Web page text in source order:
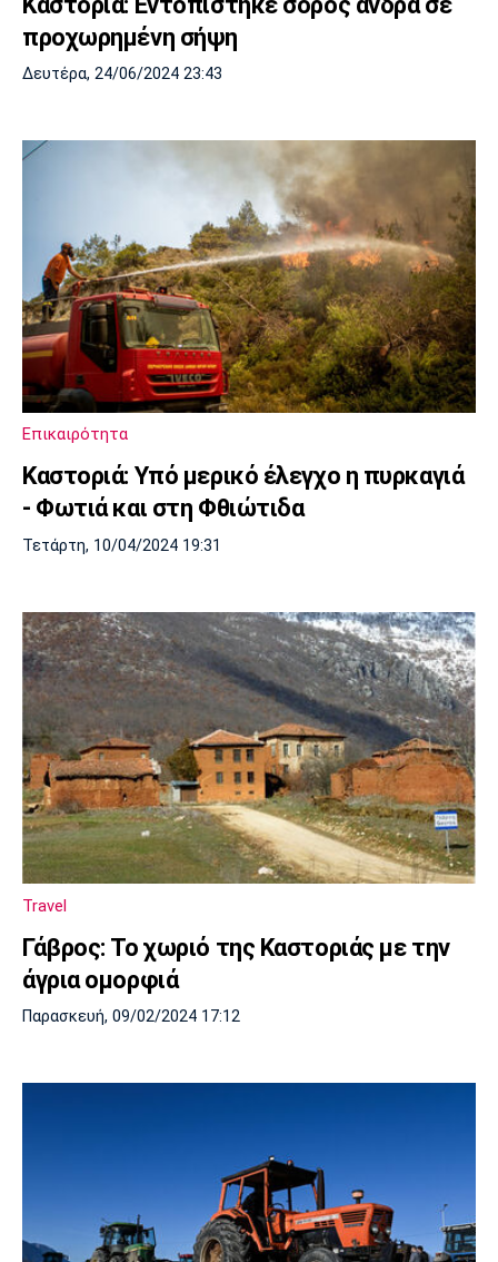
προχωρημένη σήψη
Δευτέρα, 24/06/2024 23:43
Επικαιρότητα
Καστοριά: Υπό μερικό έλεγχο η πυρκαγιά
- Φωτιά και στη Φθιώτιδα
Τετάρτη, 10/04/2024 19:31
Travel
Γάβρος: Το χωριό της Καστοριάς με την
άγρια ομορφιά
Παρασκευή, 09/02/2024 17:12